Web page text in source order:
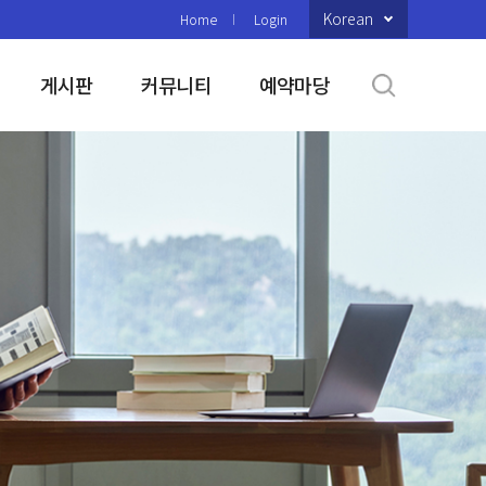
Home Login Korean
게시판 커뮤니티 예약마당